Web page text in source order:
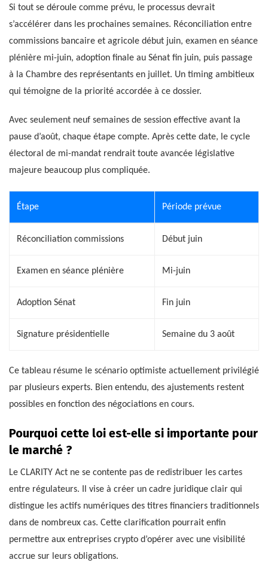
Si tout se déroule comme prévu, le processus devrait
s’accélérer dans les prochaines semaines. Réconciliation entre
commissions bancaire et agricole début juin, examen en séance
plénière mi-juin, adoption finale au Sénat fin juin, puis passage
à la Chambre des représentants en juillet. Un timing ambitieux
qui témoigne de la priorité accordée à ce dossier.
Avec seulement neuf semaines de session effective avant la
pause d’août, chaque étape compte. Après cette date, le cycle
électoral de mi-mandat rendrait toute avancée législative
majeure beaucoup plus compliquée.
Étape Période prévue
Réconciliation commissions Début juin
Examen en séance plénière Mi-juin
Adoption Sénat Fin juin
Signature présidentielle Semaine du 3 août
Ce tableau résume le scénario optimiste actuellement privilégié
par plusieurs experts. Bien entendu, des ajustements restent
possibles en fonction des négociations en cours.
Pourquoi cette loi est-elle si importante pour
le marché ?
Le CLARITY Act ne se contente pas de redistribuer les cartes
entre régulateurs. Il vise à créer un cadre juridique clair qui
distingue les actifs numériques des titres financiers traditionnels
dans de nombreux cas. Cette clarification pourrait enfin
permettre aux entreprises crypto d’opérer avec une visibilité
accrue sur leurs obligations.